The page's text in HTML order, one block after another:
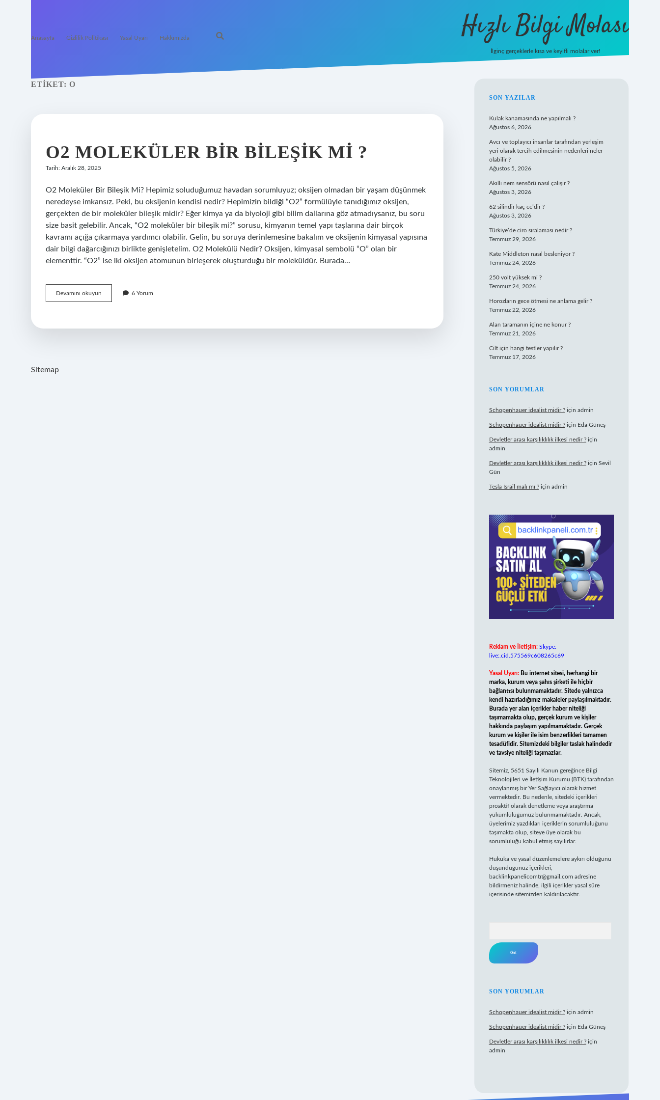
Anasayfa Gizlilik Politikası Yasal Uyarı Hakkımızda Hızlı Bilgi Molası
İlginç gerçeklerle kısa ve keyifli molalar ver!
ETIKET: O
O2 MOLEKÜLER BIR BILEŞIK MI ?
Tarih: Aralık 28, 2025
O2 Moleküler Bir Bileşik Mi? Hepimiz soluduğumuz havadan sorumluyuz; oksijen olmadan bir yaşam düşünmek
neredeyse imkansız. Peki, bu oksijenin kendisi nedir? Hepimizin bildiği “O2” formülüyle tanıdığımız oksijen,
gerçekten de bir moleküler bileşik midir? Eğer kimya ya da biyoloji gibi bilim dallarına göz atmadıysanız, bu soru
size basit gelebilir. Ancak, “O2 moleküler bir bileşik mi?” sorusu, kimyanın temel yapı taşlarına dair birçok
kavramı açığa çıkarmaya yardımcı olabilir. Gelin, bu soruya derinlemesine bakalım ve oksijenin kimyasal yapısına
dair bilgi dağarcığınızı birlikte genişletelim. O2 Molekülü Nedir? Oksijen, kimyasal sembolü “O” olan bir
elementtir. “O2” ise iki oksijen atomunun birleşerek oluşturduğu bir moleküldür. Burada…
Devamını okuyun
moleküler
mi
6 Yorum
Sitemap
SIDEBAR
SON YAZILAR
Kulak kanamasında ne yapılmalı ?
Ağustos 6, 2026
Avcı ve toplayıcı insanlar tarafından yerleşim
yeri olarak tercih edilmesinin nedenleri neler
olabilir ?
Ağustos 5, 2026
Akıllı nem sensörü nasıl çalışır ?
Ağustos 3, 2026
62 silindir kaç cc’dir ?
Ağustos 3, 2026
Türkiye’de ciro sıralaması nedir ?
Temmuz 29, 2026
Kate Middleton nasıl besleniyor ?
Temmuz 24, 2026
250 volt yüksek mi ?
Temmuz 24, 2026
Horozların gece ötmesi ne anlama gelir ?
Temmuz 22, 2026
Alan taramanın içine ne konur ?
Temmuz 21, 2026
Cilt için hangi testler yapılır ?
Temmuz 17, 2026
SON YORUMLAR
Schopenhauer idealist midir ?için admin
Schopenhauer idealist midir ?için Eda Güneş
Devletler arası karşılıklılık ilkesi nedir ?için
admin
Devletler arası karşılıklılık ilkesi nedir ?için Sevil
Gün
Tesla İsrail malı mı ?için admin
Reklam ve İletişim: Skype:
live:.cid.575569c608265c69
Yasal Uyarı: Bu internet sitesi, herhangi bir
marka, kurum veya şahıs şirketi ile hiçbir
bağlantısı bulunmamaktadır. Sitede yalnızca
kendi hazırladığımız makaleler paylaşılmaktadır.
Burada yer alan içerikler haber niteliği
taşımamakta olup, gerçek kurum ve kişiler
hakkında paylaşım yapılmamaktadır. Gerçek
kurum ve kişiler ile isim benzerlikleri tamamen
tesadüfidir. Sitemizdeki bilgiler taslak halindedir
ve tavsiye niteliği taşımazlar.
Sitemiz, 5651 Sayılı Kanun gereğince Bilgi
Teknolojileri ve İletişim Kurumu (BTK) tarafından
onaylanmış bir Yer Sağlayıcı olarak hizmet
vermektedir. Bu nedenle, sitedeki içerikleri
proaktif olarak denetleme veya araştırma
yükümlülüğümüz bulunmamaktadır. Ancak,
üyelerimiz yazdıkları içeriklerin sorumluluğunu
taşımakta olup, siteye üye olarak bu
sorumluluğu kabul etmiş sayılırlar.
Hukuka ve yasal düzenlemelere aykırı olduğunu
düşündüğünüz içerikleri,
backlinkpanelicomtr@gmail.com adresine
bildirmeniz halinde, ilgili içerikler yasal süre
içerisinde sitemizden kaldırılacaktır.
SON YORUMLAR
Schopenhauer idealist midir ?için admin
Schopenhauer idealist midir ?için Eda Güneş
Devletler arası karşılıklılık ilkesi nedir ?için
admin